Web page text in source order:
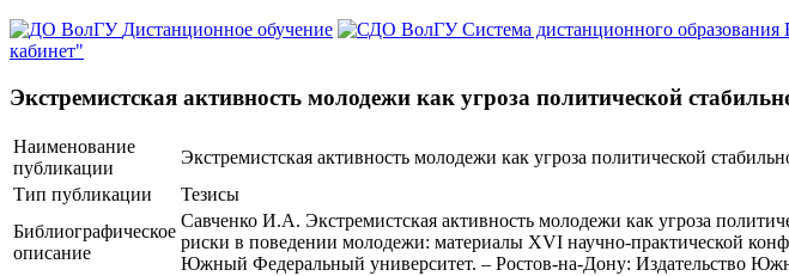
Дистанционное обучение
Система дистанционного
кабинет"
Экстремистская активность молодежи как угроза политической
Наименование
публикации
Экстремистская активность молодежи как угроза политической
Тип публикации
Тезисы
Библиографическое
описание
Савченко И.А. Экстремистская активность молодежи как угроза
риски в поведении молодежи: материалы XVI научно-практической
Южный Федеральный университет. – Ростов-на-Дону: Издательство